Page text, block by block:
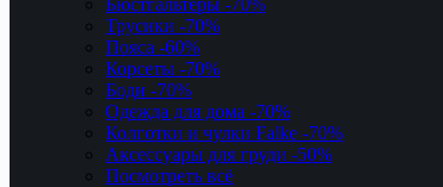
Бюстгальтеры -70%
Трусики -70%
Пояса -60%
Корсеты -70%
Боди -70%
Одежда для дома -70%
Колготки и чулки Falke -70%
Аксессуары для груди -50%
Посмотреть всё